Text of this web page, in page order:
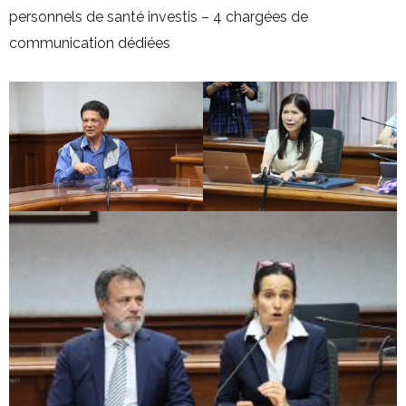
personnels de santé investis – 4 chargées de
communication dédiées